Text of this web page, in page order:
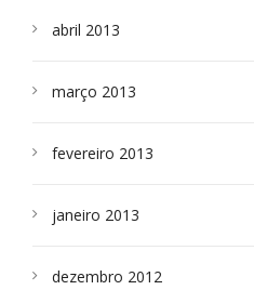
abril 2013
março 2013
fevereiro 2013
janeiro 2013
dezembro 2012